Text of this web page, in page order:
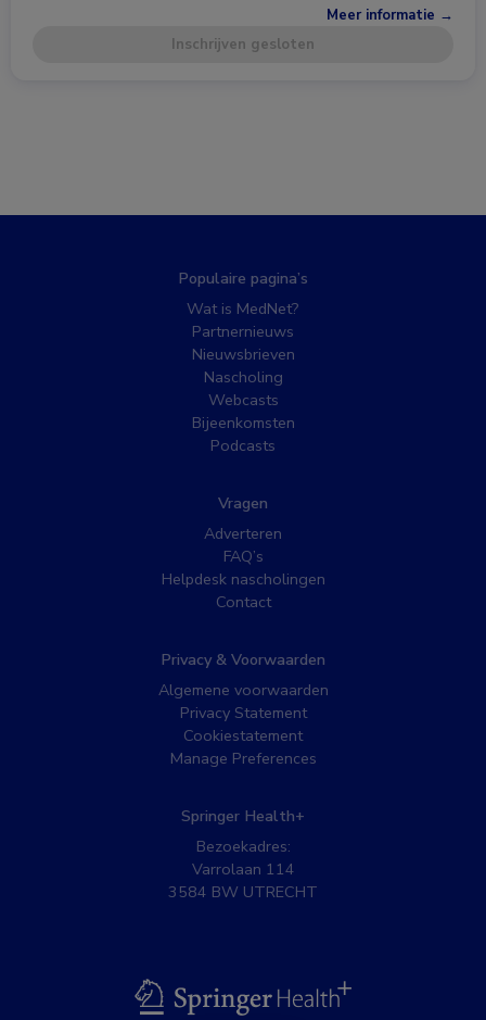
Meer informatie →
Inschrijven gesloten
Populaire pagina’s
Wat is MedNet?
Partnernieuws
Nieuwsbrieven
Nascholing
Webcasts
Bijeenkomsten
Podcasts
Vragen
Adverteren
FAQ’s
Helpdesk nascholingen
Contact
Privacy & Voorwaarden
Algemene voorwaarden
Privacy Statement
Cookiestatement
Manage Preferences
Springer Health+
Bezoekadres:
Varrolaan 114
3584 BW UTRECHT
BSL